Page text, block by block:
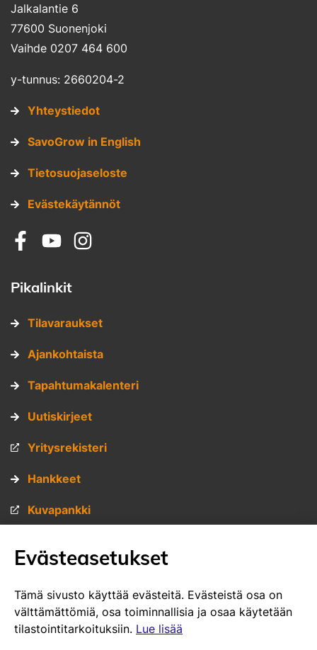
Jalkalantie 6
77600 Suonenjoki
Vaihde 0207 464 600
y-tunnus: 2660204-2
Yhteystiedot
SavoGrow in English
Tietosuojaseloste
Evästekäytännöt
Sosiaalinen media: facebook
Sosiaalinen media: youtube
Sosiaalinen media: instagram
Pikalinkit
Tilavaraukset
Ajankohtaista
Tapahtumakalenteri
Uutiskirjeet
Yritysrekisteri
Hankkeet
Kuvapankki
VisitSavo.fi
Evästeasetukset
Tämä sivusto käyttää evästeitä. Evästeistä osa on
välttämättömiä, osa toiminnallisia ja osaa käytetään
tilastointitarkoituksiin. Lue lisää